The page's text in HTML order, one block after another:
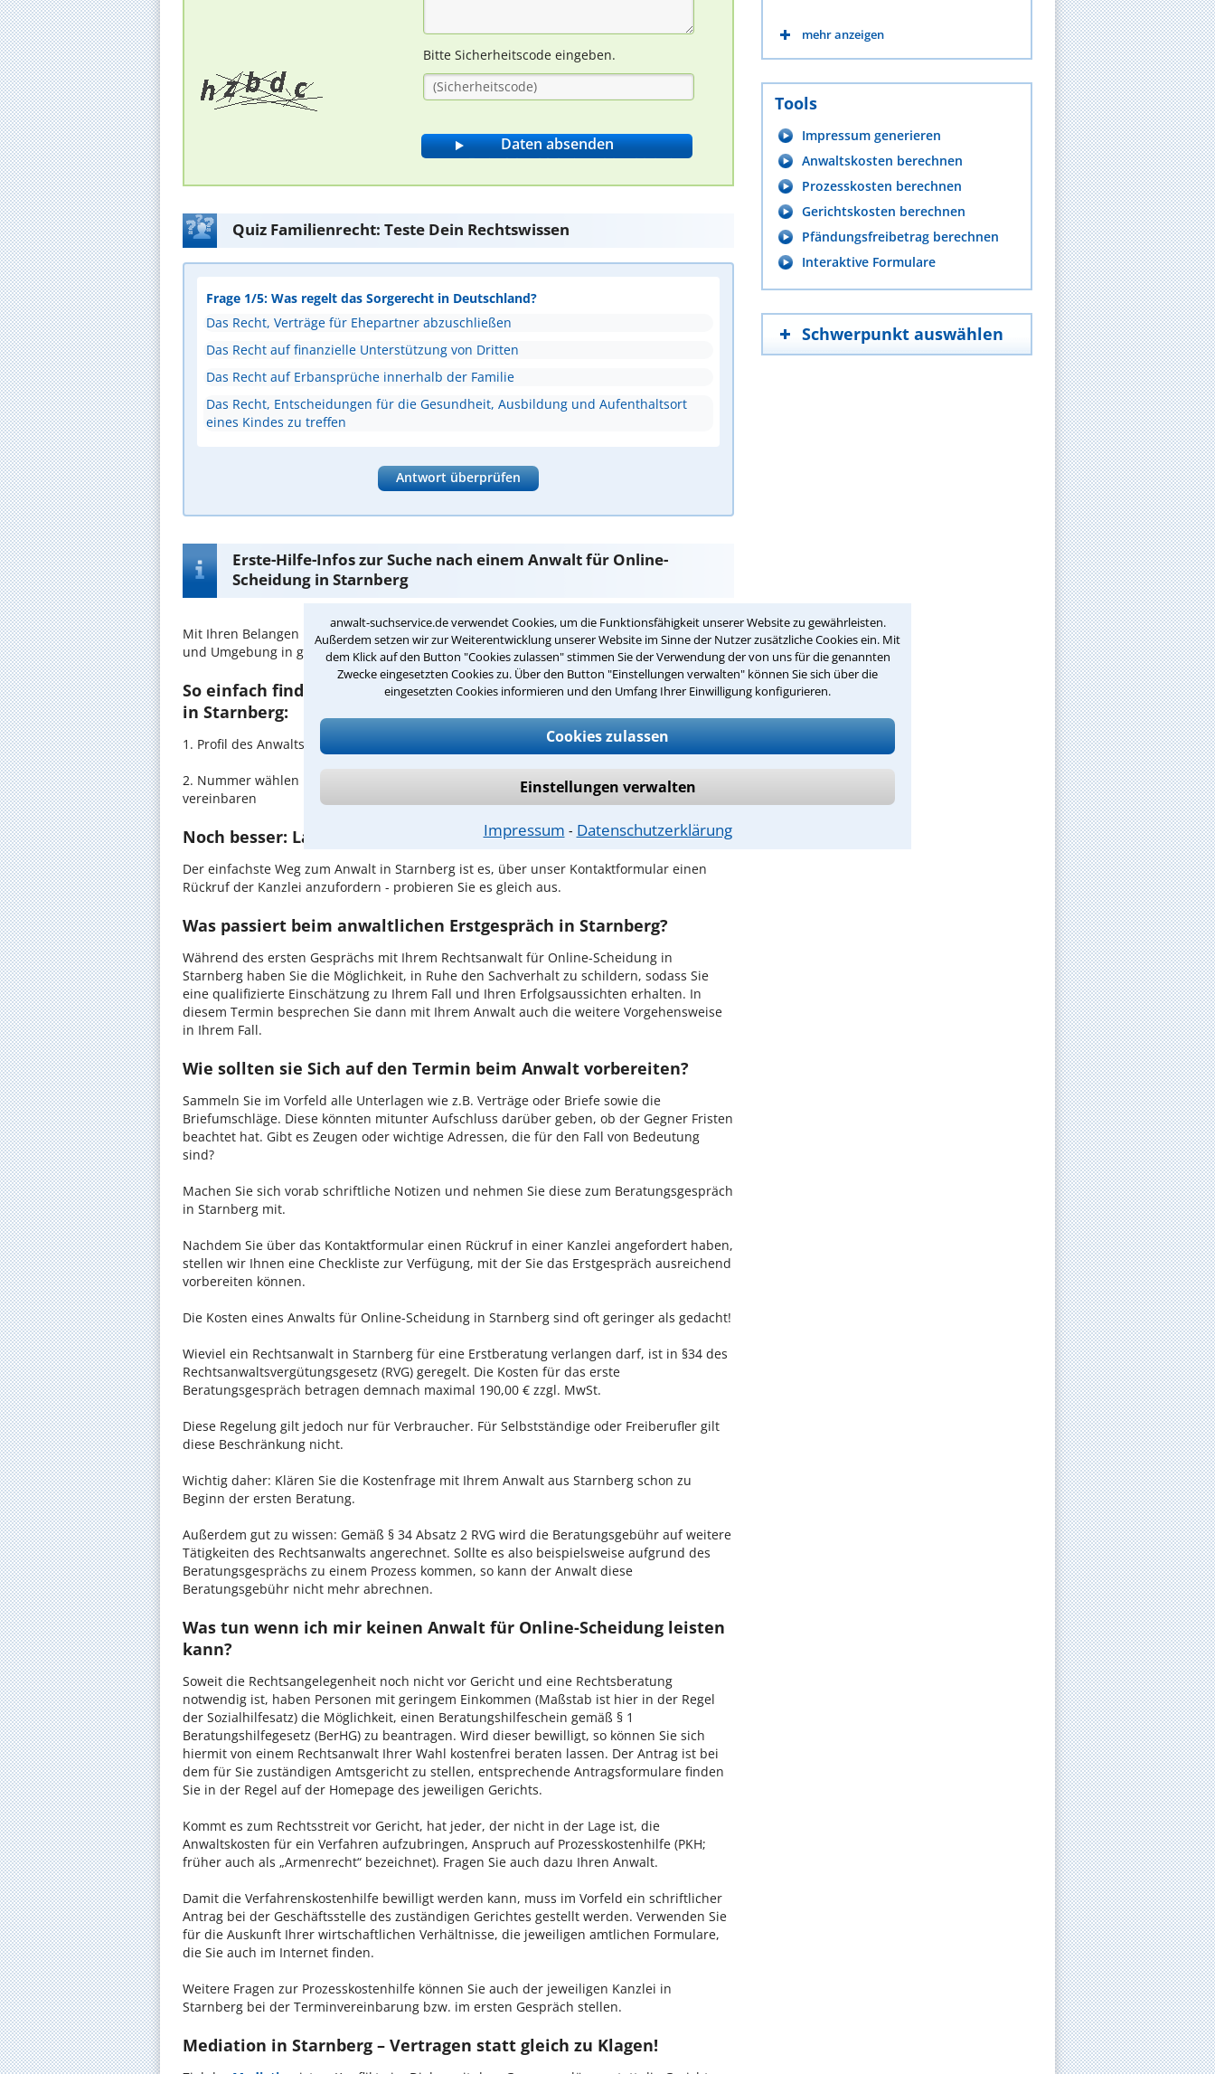
anwalt-suchservice.de verwendet Cookies, um die Funktionsfähigkeit unserer Website zu gewährleisten.
Außerdem setzen wir zur Weiterentwicklung unserer Website im Sinne der Nutzer zusätzliche Cookies ein. Mit
dem Klick auf den Button "Cookies zulassen" stimmen Sie der Verwendung der von uns für die genannten
Zwecke eingesetzten Cookies zu. Über den Button "Einstellungen verwalten" können Sie sich über die
eingesetzten Cookies informieren und den Umfang Ihrer Einwilligung konfigurieren.
Cookies zulassen
Einstellungen verwalten
Impressum ⁃ Datenschutzerklärung
Bitte Sicherheitscode eingeben.
Quiz Familienrecht: Teste Dein Rechtswissen
Frage 1/5: Was regelt das Sorgerecht in Deutschland?
Das Recht, Verträge für Ehepartner abzuschließen
Das Recht auf finanzielle Unterstützung von Dritten
Das Recht auf Erbansprüche innerhalb der Familie
Das Recht, Entscheidungen für die Gesundheit, Ausbildung und Aufenthaltsort
eines Kindes zu treffen
Antwort überprüfen
Erste-Hilfe-Infos zur Suche nach einem Anwalt für Online-
Scheidung in Starnberg
Mit Ihren Belangen im Online-Scheidung
sind Sie bei unseren Anwälten aus Starnberg
und Umgebung in guten Händen.
So einfach finden Sie den passenden Anwalt für Online-Scheidung
in Starnberg:
1. Profil des Anwalts für Online- in Ihrer Umgebung auswählen
2. Nummer wählen und direkt mit der Kanzlei in Starnberg einen Beratungstermin
vereinbaren
Noch besser: Lassen Sie sich zurückrufen
Der einfachste Weg zum Anwalt in Starnberg ist es, über unser Kontaktformular einen
Rückruf der Kanzlei anzufordern - probieren Sie es gleich aus.
Was passiert beim anwaltlichen Erstgespräch in Starnberg?
Während des ersten Gesprächs mit Ihrem Rechtsanwalt für Online-Scheidung in
Starnberg haben Sie die Möglichkeit, in Ruhe den Sachverhalt zu schildern, sodass Sie
eine qualifizierte Einschätzung zu Ihrem Fall und Ihren Erfolgsaussichten erhalten. In
diesem Termin besprechen Sie dann mit Ihrem Anwalt auch die weitere Vorgehensweise
in Ihrem Fall.
Wie sollten sie Sich auf den Termin beim Anwalt vorbereiten?
Sammeln Sie im Vorfeld alle Unterlagen wie z.B. Verträge oder Briefe sowie die
Briefumschläge. Diese könnten mitunter Aufschluss darüber geben, ob der Gegner Fristen
beachtet hat. Gibt es Zeugen oder wichtige Adressen, die für den Fall von Bedeutung
sind?
Machen Sie sich vorab schriftliche Notizen und nehmen Sie diese zum Beratungsgespräch
in Starnberg mit.
Nachdem Sie über das Kontaktformular einen Rückruf in einer Kanzlei angefordert haben,
stellen wir Ihnen eine Checkliste zur Verfügung, mit der Sie das Erstgespräch ausreichend
vorbereiten können.
Die Kosten eines Anwalts für Online-Scheidung in Starnberg sind oft geringer als gedacht!
Wieviel ein Rechtsanwalt in Starnberg für eine Erstberatung verlangen darf, ist in §34 des
Rechtsanwaltsvergütungsgesetz (RVG) geregelt. Die Kosten für das erste
Beratungsgespräch betragen demnach maximal 190,00 € zzgl. MwSt.
Diese Regelung gilt jedoch nur für Verbraucher. Für Selbstständige oder Freiberufler gilt
diese Beschränkung nicht.
Wichtig daher: Klären Sie die Kostenfrage mit Ihrem Anwalt aus Starnberg schon zu
Beginn der ersten Beratung.
Außerdem gut zu wissen: Gemäß § 34 Absatz 2 RVG wird die Beratungsgebühr auf weitere
Tätigkeiten des Rechtsanwalts angerechnet. Sollte es also beispielsweise aufgrund des
Beratungsgesprächs zu einem Prozess kommen, so kann der Anwalt diese
Beratungsgebühr nicht mehr abrechnen.
Was tun wenn ich mir keinen Anwalt für Online-Scheidung leisten
kann?
Soweit die Rechtsangelegenheit noch nicht vor Gericht und eine Rechtsberatung
notwendig ist, haben Personen mit geringem Einkommen (Maßstab ist hier in der Regel
der Sozialhilfesatz) die Möglichkeit, einen Beratungshilfeschein gemäß § 1
Beratungshilfegesetz (BerHG) zu beantragen. Wird dieser bewilligt, so können Sie sich
hiermit von einem Rechtsanwalt Ihrer Wahl kostenfrei beraten lassen. Der Antrag ist bei
dem für Sie zuständigen Amtsgericht zu stellen, entsprechende Antragsformulare finden
Sie in der Regel auf der Homepage des jeweiligen Gerichts.
Kommt es zum Rechtsstreit vor Gericht, hat jeder, der nicht in der Lage ist, die
Anwaltskosten für ein Verfahren aufzubringen, Anspruch auf Prozesskostenhilfe (PKH;
früher auch als „Armenrecht“ bezeichnet). Fragen Sie auch dazu Ihren Anwalt.
Damit die Verfahrenskostenhilfe bewilligt werden kann, muss im Vorfeld ein schriftlicher
Antrag bei der Geschäftsstelle des zuständigen Gerichtes gestellt werden. Verwenden Sie
für die Auskunft Ihrer wirtschaftlichen Verhältnisse, die jeweiligen amtlichen Formulare,
die Sie auch im Internet finden.
Weitere Fragen zur Prozesskostenhilfe können Sie auch der jeweiligen Kanzlei in
Starnberg bei der Terminvereinbarung bzw. im ersten Gespräch stellen.
Mediation in Starnberg – Vertragen statt gleich zu Klagen!
mehr anzeigen
Tools
Impressum generieren
Anwaltskosten berechnen
Prozesskosten berechnen
Gerichtskosten berechnen
Pfändungsfreibetrag berechnen
Interaktive Formulare
Schwerpunkt auswählen